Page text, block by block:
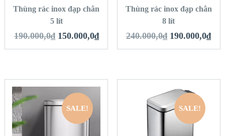
Thùng rác inox đạp chân
5 lít
190.000,0₫ 150.000,0₫
Thùng rác inox đạp chân
8 lít
240.000,0₫ 190.000,0₫
SALE!
QUICK LOOK
SALE!
QUICK LOOK